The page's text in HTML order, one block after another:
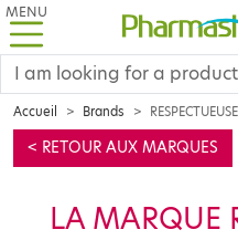
MENU
Accueil Brands RESPECTUEUSE
< RETOUR AUX MARQUES
LA MARQUE